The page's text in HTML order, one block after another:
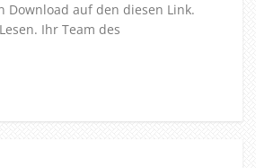
Download auf den diesen Link.
Ihr Team des